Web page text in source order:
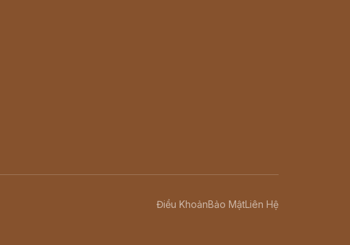
Điều KhoảnBảo MậtLiên Hệ